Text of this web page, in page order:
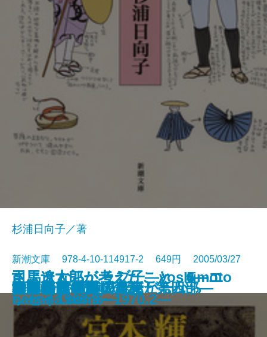
大黒屋光太夫〔下〕
司馬遼太郎が考えたこと 6―エ
ッセイ1972.4～1973.2―
ラッシュライフ
あらゆる場所に花束が……
阿修羅ガール
おとこ友達との会話
夜離れ
司馬遼太郎が考えたこと 5―エ
ッセイ1970.2～1972.4―
すべては一杯のコーヒーから
一日江戸人
杉浦日向子／著
新潮文庫 978-4-10-114917-2 649円 2005/03/27
天の夜曲―流転の海 第四部―
オトナ語の謎。
無伴奏
海辺のカフカ〔上〕
海辺のカフカ〔下〕
司馬遼太郎が考えたこと 4―エ
ッセイ1968.9～1970.2―
ヨーロッパ退屈日記
女たちよ！
格闘する者に○
さようなら、ラブ子―yoshimoto
banana.com6―